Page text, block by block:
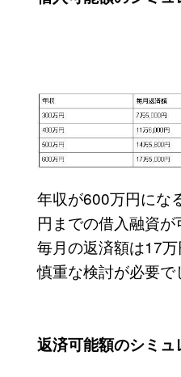
年収が600万円にな
円までの借入融資が
毎月の返済額は17万
慎重な検討が必要で
返済可能額のシミュ